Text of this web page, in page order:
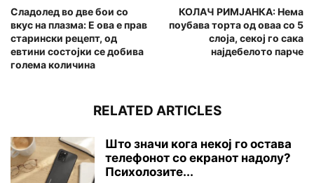
Сладолед во две бои со
вкус на плазма: Е ова е прав
старински рецепт, од
евтини состојки се добива
голема количина
КОЛАЧ РИМЈАНКА: Нема
поубава торта од оваа со 5
слоја, секој го сака
најдебелото парче
RELATED ARTICLES
Што значи кога некој го остава
телефонот со екранот надолу?
Психолозите...